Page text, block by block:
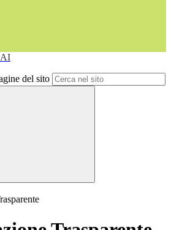
del sito